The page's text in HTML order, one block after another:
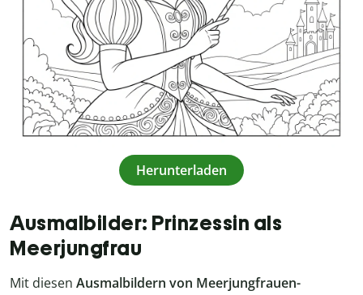
Herunterladen
Ausmalbilder: Prinzessin als
Meerjungfrau
Mit diesen Ausmalbildern von Meerjungfrauen-